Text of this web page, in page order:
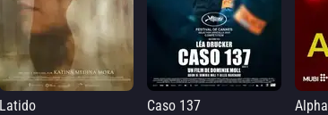
Latido
Caso 137
Alpha